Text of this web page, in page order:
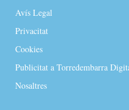
Avís Legal
Privacitat
Cookies
Publicitat a Torredembarra
Nosaltres